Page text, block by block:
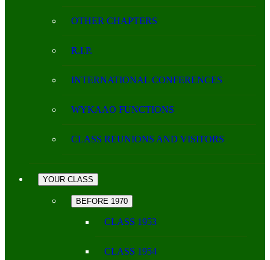
OTHER CHAPTERS
R.I.P.
INTERNATIONAL CONFERENCES
WYKAAO FUNCTIONS
CLASS REUNIONS AND VISITORS
YOUR CLASS
BEFORE 1970
CLASS 1953
CLASS 1954